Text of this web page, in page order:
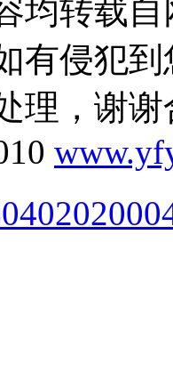
均转载
有侵犯
理，谢谢